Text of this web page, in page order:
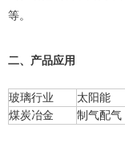
等。
二、产品应用
玻璃行业 太阳能
煤炭冶金
制气配气